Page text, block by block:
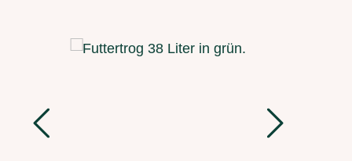
Bildergalerie überspringen